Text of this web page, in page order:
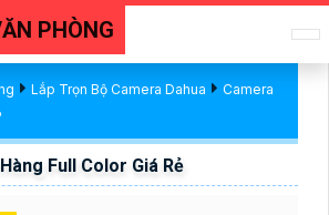
PHÒNG
Lắp Trọn Bộ Camera Dahua
Camera
Full Color Giá Rẻ